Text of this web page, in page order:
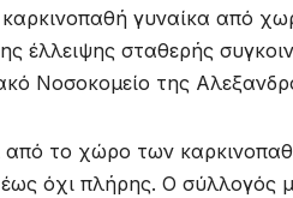
γυναίκα από
έλλειψης σταθερής
Νοσοκομείο της
το χώρο των
όχι πλήρης. Ο σύλλογός